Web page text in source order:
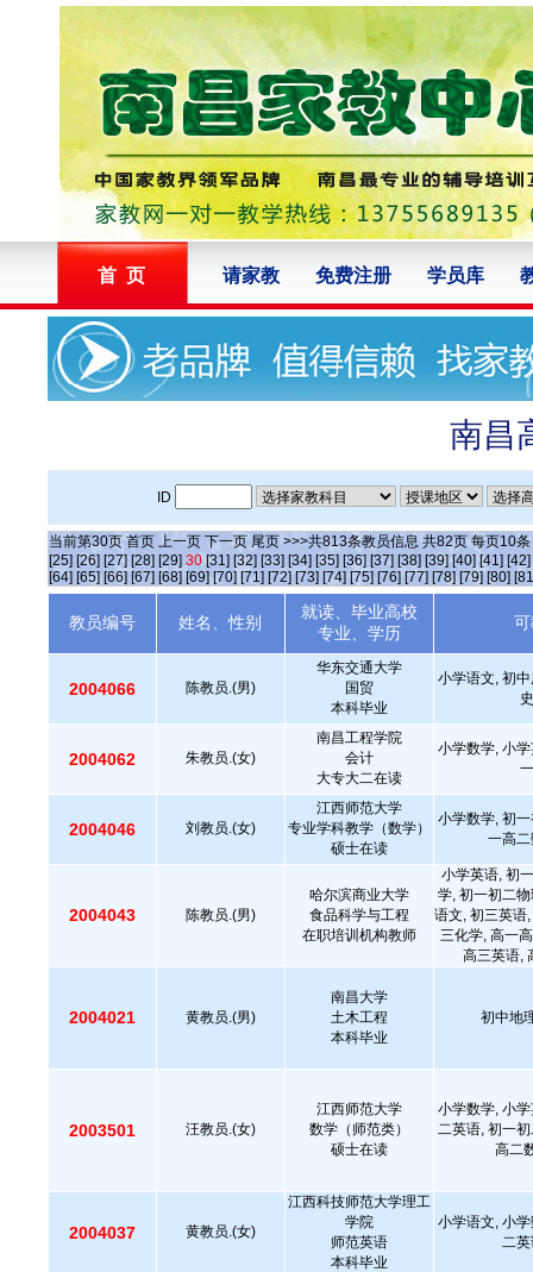
首 页 请家教 免费注册 学员库
南昌
ID
当前第30页 首页 上一页 下一页 尾页 >>>共813条教员信息 共82页 每页10条
[25] [26] [27] [28] [29] 30 [31] [32] [33] [34] [35] [36] [37] [38] [39] [40] [41] [42]
[64] [65] [66] [67] [68] [69] [70] [71] [72] [73] [74] [75] [76] [77] [78] [79] [80]
教员编号 姓名、性别
就读、毕业高校
专业、学历
2004066 陈教员.(男)
华东交通大学
国贸
本科毕业
小学语文, 初
2004062 朱教员.(女)
南昌工程学院
会计
大专大二在读
小学数学, 小
2004046 刘教员.(女)
江西师范大学
专业学科教学（数学）
硕士在读
小学数学, 初
一高
2004043 陈教员.(男)
哈尔滨商业大学
食品科学与工程
在职培训机构教师
小学英语, 初
学, 初一初二
语文, 初三英语
三化学, 高一
高三英语,
2004021 黄教员.(男)
南昌大学
土木工程
本科毕业
初中地
2003501 汪教员.(女)
江西师范大学
数学（师范类）
硕士在读
小学数学, 小
二英语, 初一
高二
2004037 黄教员.(女)
江西科技师范大学理工
学院
师范英语
本科毕业
小学语文, 小
二